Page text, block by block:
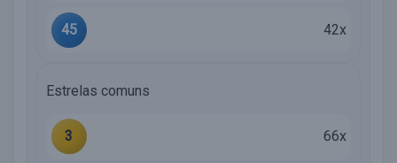
45 42x
Estrelas comuns
3 66x